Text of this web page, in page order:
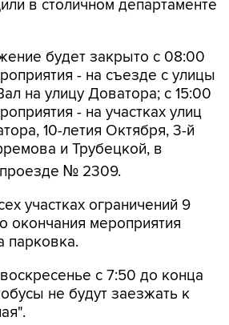
будет закрыто с 08:00
на улицу Доватора; с 15:00
- на участках улиц
10-летия Октября, 3-й
и Трубецкой, в
№ 2309.
участках ограничений 9
парковка.
с 7:50 до конца
данным, 9 августа в